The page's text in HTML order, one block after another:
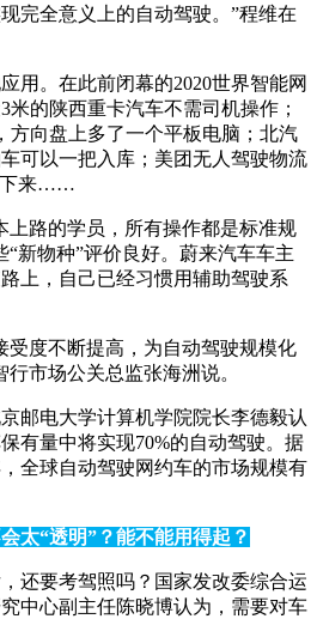
完全意义上的自动驾驶。”程维在
用。在此前闭幕的2020世界智能网
的陕西重卡汽车不需司机操作；
方向盘上多了一个平板电脑；北汽
可以一把入库；美团无人驾驶物流
下来……
上路的学员，所有操作都是标准规
“新物种”评价良好。蔚来汽车车主
上，自己已经习惯用辅助驾驶系
受度不断提高，为自动驾驶规模化
市场公关总监张海洲说。
邮电大学计算机学院院长李德毅认
有量中将实现70%的自动驾驶。据
全球自动驾驶网约车的市场规模有
太“透明”？能不能用得起？
还要考驾照吗？国家发改委综合运
中心副主任陈晓博认为，需要对车